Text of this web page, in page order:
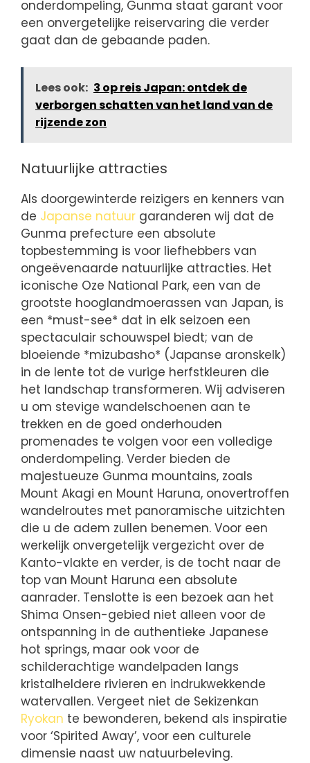
onderdompeling, Gunma staat garant voor
een onvergetelijke reiservaring die verder
gaat dan de gebaande paden.
Lees ook: 3 op reis Japan: ontdek de
verborgen schatten van het land van de
rijzende zon
Natuurlijke attracties
Als doorgewinterde reizigers en kenners van
de Japanse natuur garanderen wij dat de
Gunma prefecture een absolute
topbestemming is voor liefhebbers van
ongeëvenaarde natuurlijke attracties. Het
iconische Oze National Park, een van de
grootste hooglandmoerassen van Japan, is
een *must-see* dat in elk seizoen een
spectaculair schouwspel biedt; van de
bloeiende *mizubasho* (Japanse aronskelk)
in de lente tot de vurige herfstkleuren die
het landschap transformeren. Wij adviseren
u om stevige wandelschoenen aan te
trekken en de goed onderhouden
promenades te volgen voor een volledige
onderdompeling. Verder bieden de
majestueuze Gunma mountains, zoals
Mount Akagi en Mount Haruna, onovertroffen
wandelroutes met panoramische uitzichten
die u de adem zullen benemen. Voor een
werkelijk onvergetelijk vergezicht over de
Kanto-vlakte en verder, is de tocht naar de
top van Mount Haruna een absolute
aanrader. Tenslotte is een bezoek aan het
Shima Onsen-gebied niet alleen voor de
ontspanning in de authentieke Japanese
hot springs, maar ook voor de
schilderachtige wandelpaden langs
kristalheldere rivieren en indrukwekkende
watervallen. Vergeet niet de Sekizenkan
Ryokan te bewonderen, bekend als inspiratie
voor ‘Spirited Away’, voor een culturele
dimensie naast uw natuurbeleving.